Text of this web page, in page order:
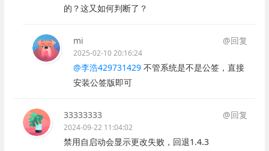
的？这又如何判断了？
mi @回复
2025-02-10 20:16:24
@李浩429731429 不管系统是不是公签，直接
安装公签版即可
33333333 @回复
2024-09-22 11:04:02
禁用自启动会显示更改失败，回退1.4.3